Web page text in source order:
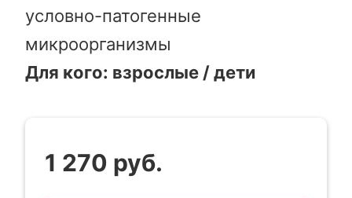
условно-патогенные
микроорганизмы
Для кого: взрослые / дети
1 270 руб.